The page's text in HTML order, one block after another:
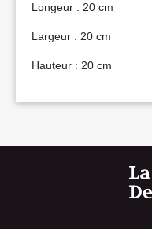
Longeur : 20 cm
Largeur : 20 cm
Hauteur : 20 cm